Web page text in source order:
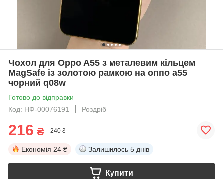
Чохол для Oppo A55 з металевим кільцем
MagSafe із золотою рамкою на оппо а55
чорний q08w
Готово до відправки
Код: НФ-00076191
Роздріб
216 ₴ 240 ₴
Економія 24 ₴ Залишилось 5 днів
Купити